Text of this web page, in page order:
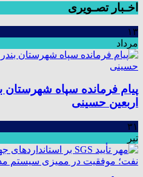
اخـبار تصـویری
۱۳
مرداد
پیام فرمانده سپاه
اربعین حسینی
۳۱
تیر